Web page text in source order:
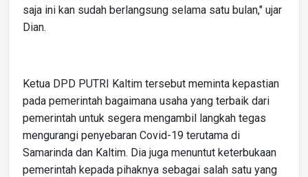
saja ini kan sudah berlangsung selama satu bulan," ujar
Dian.
Ketua DPD PUTRI Kaltim tersebut meminta kepastian
pada pemerintah bagaimana usaha yang terbaik dari
pemerintah untuk segera mengambil langkah tegas
mengurangi penyebaran Covid-19 terutama di
Samarinda dan Kaltim. Dia juga menuntut keterbukaan
pemerintah kepada pihaknya sebagai salah satu yang